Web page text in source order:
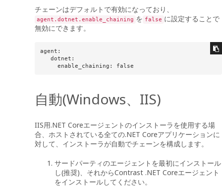
チェーンはデフォルトで有効になっており、
agent.dotnet.enable_chaining を false に設定することで
無効にできます。
agent:
     enable_chaining: false
自動(Windows、IIS)
IIS用.NET Coreエージェントのインストーラを使用する場
合、ホストされている全ての.NET Coreアプリケーションに
対して、インストーラが自動でチェーンを構成します。
サードパーティのエージェントを最初にインストール
し(推奨)、それからContrast .NET Coreエージェント
をインストールしてください。